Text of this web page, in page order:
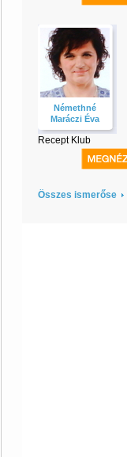
Némethné
Maráczi Éva
Recept Klub
Összes ismerőse